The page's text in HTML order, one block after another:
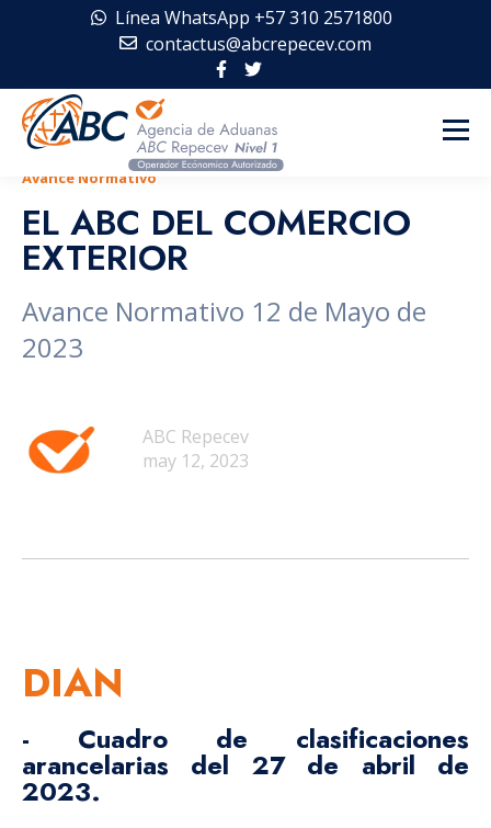
Línea WhatsApp +57 310 2571800
contactus@abcrepecev.com
Avance Normativo
EL ABC DEL COMERCIO
EXTERIOR
Avance Normativo 12 de Mayo de
2023
ABC Repecev
may 12, 2023
DIAN
- Cuadro de clasificaciones
arancelarias del 27 de abril de
2023.